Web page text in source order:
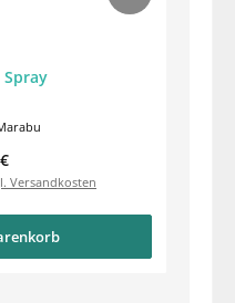
Preis:
Versandkosten